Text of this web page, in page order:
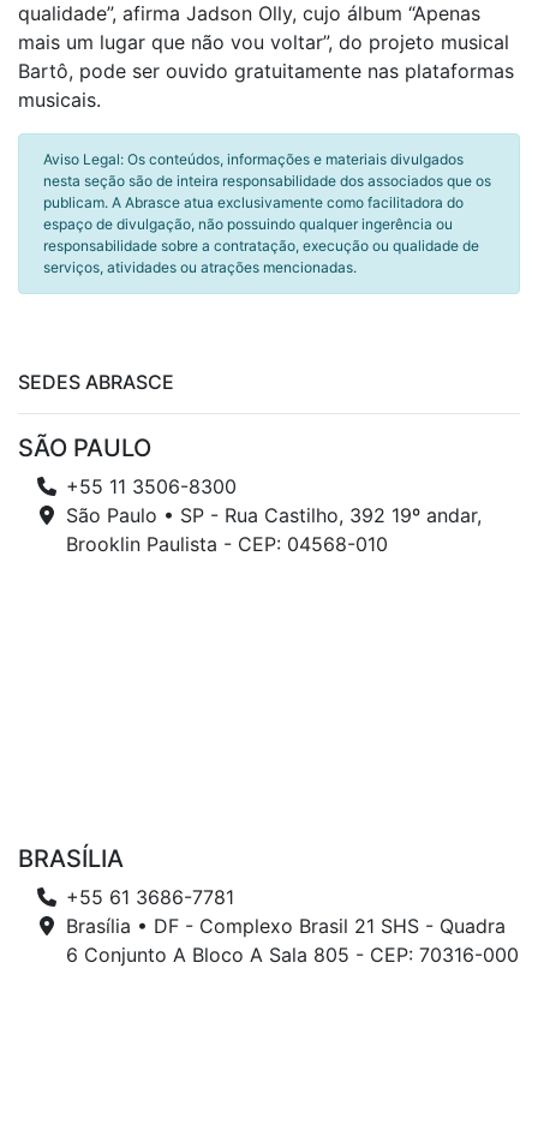
qualidade”, afirma Jadson Olly, cujo álbum “Apenas
mais um lugar que não vou voltar”, do projeto musical
Bartô, pode ser ouvido gratuitamente nas plataformas
musicais.
Aviso Legal: Os conteúdos, informações e materiais divulgados
nesta seção são de inteira responsabilidade dos associados que os
publicam. A Abrasce atua exclusivamente como facilitadora do
espaço de divulgação, não possuindo qualquer ingerência ou
responsabilidade sobre a contratação, execução ou qualidade de
serviços, atividades ou atrações mencionadas.
SEDES ABRASCE
SÃO PAULO
+55 11 3506-8300
São Paulo • SP - Rua Castilho, 392 19º andar,
Brooklin Paulista - CEP: 04568-010
BRASÍLIA
+55 61 3686-7781
Brasília • DF - Complexo Brasil 21 SHS - Quadra
6 Conjunto A Bloco A Sala 805 - CEP: 70316-000